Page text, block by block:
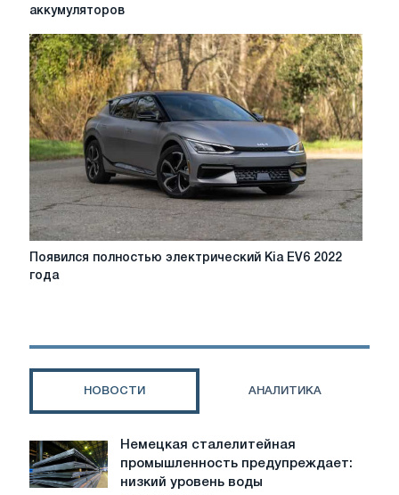
гигант
соглашение
с
Tesla
о
поставке
ионно-
литиевых
аккумуляторов
аккумуляторов
Появился
2022
Появился полностью электрический Kia EV6 2022
года
НОВОСТИ АНАЛИТИКА
Немецкая
сталелитейная
промышленность
Немецкая сталелитейная
промышленность предупреждает:
низкий уровень воды